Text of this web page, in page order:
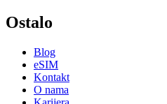
Ostalo
Blog
eSIM
Kontakt
O nama